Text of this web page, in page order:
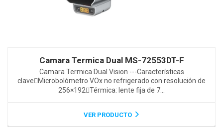
Camara Termica Dual MS-72553DT-F
Camara Termica Dual Vision ---Características
claveMicrobolómetro VOx no refrigerado con resolución de
256×192Térmica: lente fija de 7...
VER PRODUCTO